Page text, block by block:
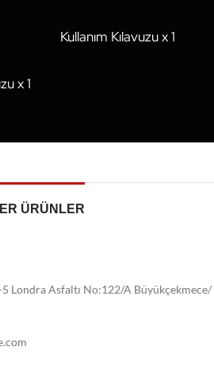
Kullanım Kılavuzu x 1
x 1
ÜRÜNLER
Londra Asfaltı No:122/A Büyükçekmece/